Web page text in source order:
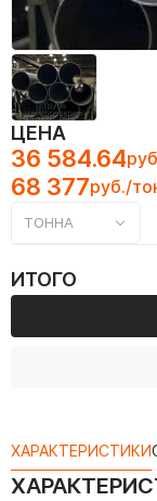
ЦЕНА
36 584.64
68 377руб./
ТОННА
ИТОГО
ХАРАКТЕРИСТИКИ